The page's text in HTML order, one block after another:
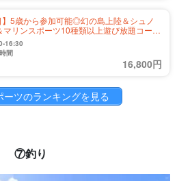
】5歳から参加可能◎幻の島上陸＆シュノ
マリンスポーツ10種類以上遊び放題コース
ル無料・送迎付き》（No.261）
16:30
間
16,800円
ーツのランキングを見る
⑦釣り